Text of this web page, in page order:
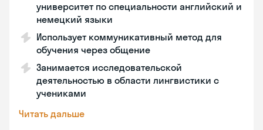
университет по специальности английский и
немецкий языки
Использует коммуникативный метод для
обучения через общение
Занимается исследовательской
деятельностью в области лингвистики с
учениками
Читать дальше